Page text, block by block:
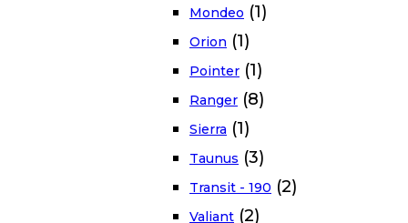
Mondeo (1)
Orion (1)
Pointer (1)
Ranger (8)
Sierra (1)
Taunus (3)
Transit - 190 (2)
Valiant (2)